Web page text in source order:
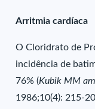
Arritmia cardíaca
O Cloridrato de
incidência de
76% (Kubik MM
1986;10(4): 215-